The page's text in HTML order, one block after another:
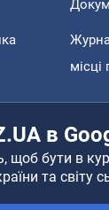
місці
в
щоб бути в
та світу